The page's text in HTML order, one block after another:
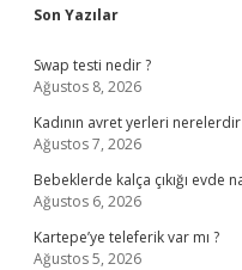
Sidebar
Son Yazılar
Swap testi nedir ?
Ağustos 8, 2026
Kadının avret yerleri nerelerdir
Ağustos 7, 2026
Bebeklerde kalça çıkığı evde
Ağustos 6, 2026
Kartepe’ye teleferik var mı ?
Ağustos 5, 2026